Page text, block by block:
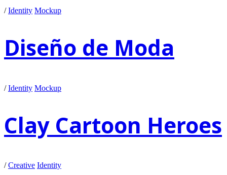
/Identity Mockup
Diseño de Moda
/Identity Mockup
Clay Cartoon Heroes
/Creative Identity